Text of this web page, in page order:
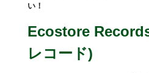
い！
Ecostore
レコード)